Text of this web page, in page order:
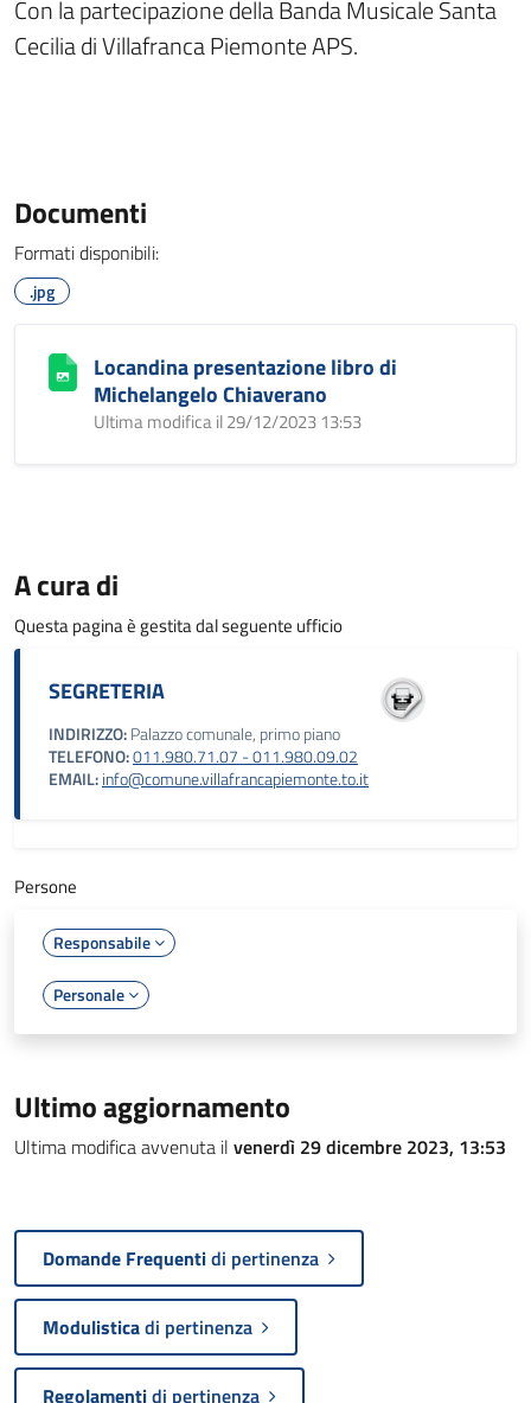
Con la partecipazione della Banda Musicale Santa
Cecilia di Villafranca Piemonte APS.
Documenti
Formati disponibili:
.jpg
Locandina presentazione libro di
Michelangelo Chiaverano
Ultima modifica il 29/12/2023 13:53
A cura di
Questa pagina è gestita dal seguente ufficio
SEGRETERIA
INDIRIZZO:Palazzo comunale, primo piano
TELEFONO:011.980.71.07 - 011.980.09.02
EMAIL:info@comune.villafrancapiemonte.to.it
Persone
Responsabile
Personale
Ultimo aggiornamento
Ultima modifica avvenuta il venerdì 29 dicembre 2023, 13:53
Domande Frequentidi pertinenza
Modulisticadi pertinenza
Regolamentidi pertinenza